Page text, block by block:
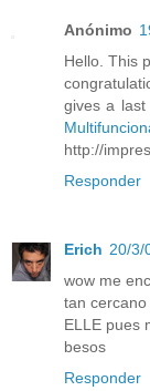
Anónimo
Hello. This
gives a
http://
Responder
Erich 20/3/
wow me
tan
ELLE pues
besos
Responder